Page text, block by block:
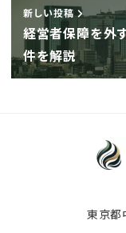
新しい投稿
経営者保障を外
件を解説
東京都